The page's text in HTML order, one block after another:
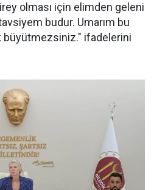
olması için elimden geleni
budur. Umarım bu
büyütmezsiniz." ifadelerini